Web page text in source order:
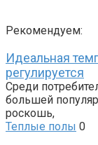
Рекомендуем:
Идеальная
регулируется
Среди
большей
роскошь,
Теплые полы 0